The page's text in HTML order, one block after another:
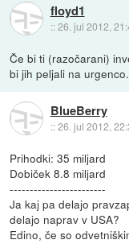
floyd1
::26. jul 2012,
Če bi ti (razočarani)
bi jih peljali na
BlueBerry
::26. jul 2012,
Prihodki: 35 miljard
Dobiček 8.8 miljard
------------------------
Ja kaj pa delajo
delajo naprav v USA?
Edino, če so